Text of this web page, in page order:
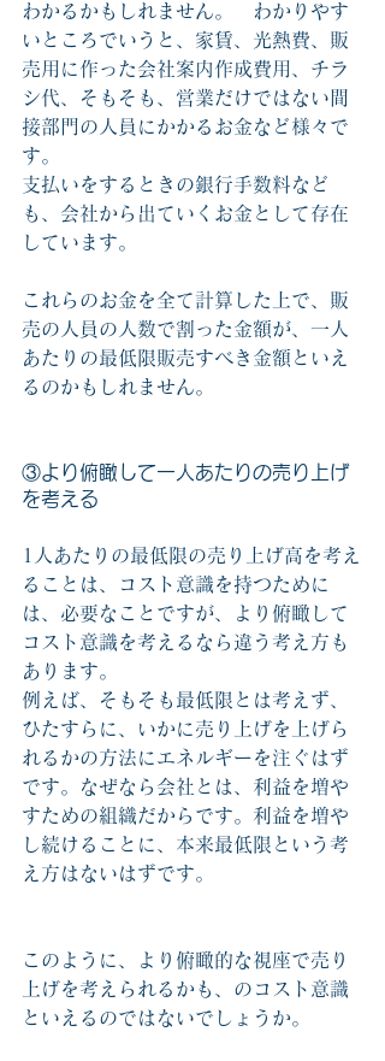
わかるかもしれません。　わかりやす
いところでいうと、家賃、光熱費、販
売用に作った会社案内作成費用、チラ
シ代、そもそも、営業だけではない間
接部門の人員にかかるお金など様々で
す。
支払いをするときの銀行手数料など
も、会社から出ていくお金として存在
しています。
これらのお金を全て計算した上で、販
売の人員の人数で割った金額が、一人
あたりの最低限販売すべき金額といえ
るのかもしれません。
③より俯瞰して一人あたりの売り上げ
を考える
1人あたりの最低限の売り上げ高を考え
ることは、コスト意識を持つために
は、必要なことですが、より俯瞰して
コスト意識を考えるなら違う考え方も
あります。
例えば、そもそも最低限とは考えず、
ひたすらに、いかに売り上げを上げら
れるかの方法にエネルギーを注ぐはず
です。なぜなら会社とは、利益を増や
すための組織だからです。利益を増や
し続けることに、本来最低限という考
え方はないはずです。
このように、より俯瞰的な視座で売り
上げを考えられるかも、のコスト意識
といえるのではないでしょうか。